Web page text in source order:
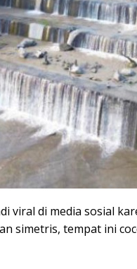
viral di media sosial
simetris, tempat ini